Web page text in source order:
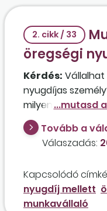
2. cikk / 33
öregségi
Kérdés:
nyugdíjas
milyen
Tovább a
Válaszadás:
Kapcsolódó
nyugdíj mellett
munkavállaló